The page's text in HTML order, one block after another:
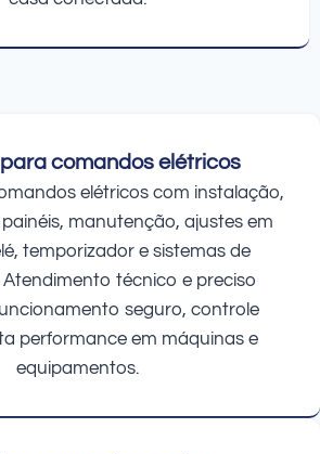
comandos elétricos
elétricos com instalação,
manutenção, ajustes em
temporizador e sistemas de
técnico e preciso
seguro, controle
performance em máquinas e
equipamentos.